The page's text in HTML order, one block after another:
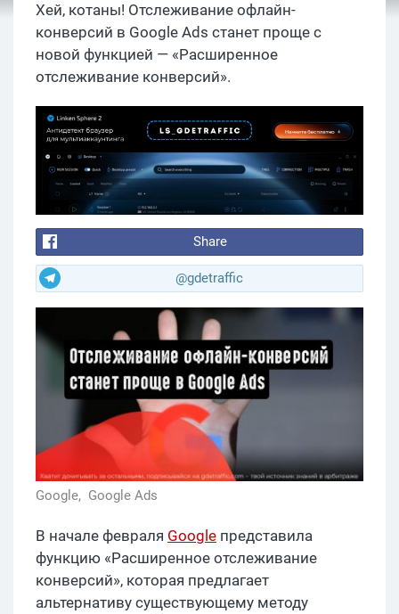
Хей, котаны! Отслеживание офлайн-
конверсий в Google Ads станет проще с
новой функцией — «Расширенное
отслеживание конверсий».
Share
@gdetraffic
Google, Google Ads
В начале февраля Google представила
функцию «Расширенное отслеживание
конверсий», которая предлагает
альтернативу существующему методу